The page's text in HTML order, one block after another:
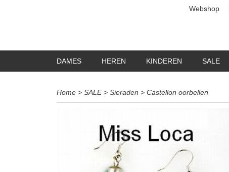
Webshop
DAMES HEREN KINDEREN SALE
Home > SALE> Sieraden > Castellon oorbellen